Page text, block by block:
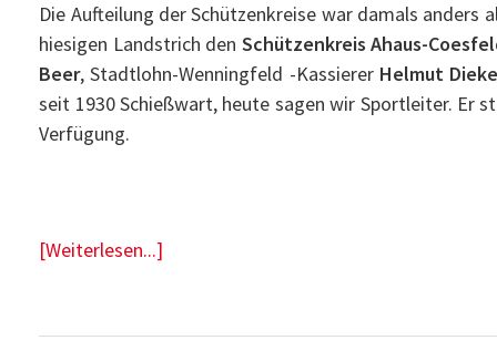
Die Aufteilung der Schützenkreise war damals anders
hiesigen Landstrich den Schützenkreis Ahaus-
Beer, Stadtlohn-Wenningfeld -Kassierer Helmut
seit 1930 Schießwart, heute sagen wir Sportleiter. Er
Verfügung.
[Weiterlesen...]